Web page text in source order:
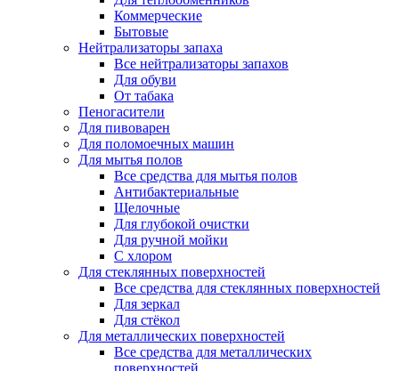
Коммерческие
Бытовые
Нейтрализаторы запаха
Все нейтрализаторы запахов
Для обуви
От табака
Пеногасители
Для пивоварен
Для поломоечных машин
Для мытья полов
Все средства для мытья полов
Антибактериальные
Щелочные
Для глубокой очистки
Для ручной мойки
С хлором
Для стеклянных поверхностей
Все средства для стеклянных поверхностей
Для зеркал
Для стёкол
Для металлических поверхностей
Все средства для металлических
поверхностей